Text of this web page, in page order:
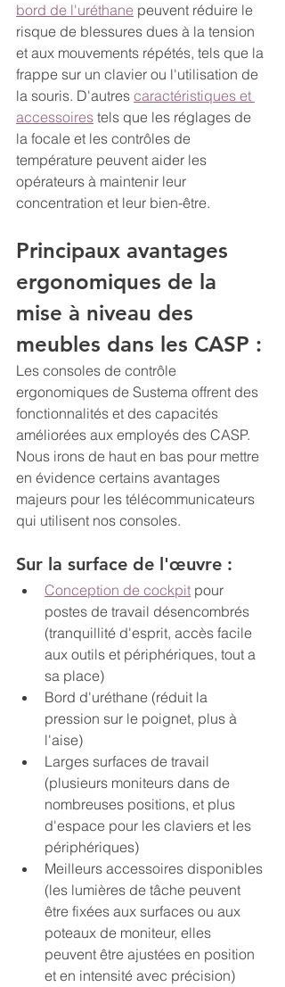
bord de l'uréthane peuvent réduire le
risque de blessures dues à la tension
et aux mouvements répétés, tels que la
frappe sur un clavier ou l'utilisation de
la souris. D'autres caractéristiques et
accessoires tels que les réglages de
la focale et les contrôles de
température peuvent aider les
opérateurs à maintenir leur
concentration et leur bien-être.
Principaux avantages
ergonomiques de la
mise à niveau des
meubles dans les CASP :
Les consoles de contrôle
ergonomiques de Sustema offrent des
fonctionnalités et des capacités
améliorées aux employés des CASP.
Nous irons de haut en bas pour mettre
en évidence certains avantages
majeurs pour les télécommunicateurs
qui utilisent nos consoles.
Sur la surface de l'œuvre :
Conception de cockpit pour
postes de travail désencombrés
(tranquillité d'esprit, accès facile
aux outils et périphériques, tout a
sa place)
Bord d'uréthane (réduit la
pression sur le poignet, plus à
l'aise)
Larges surfaces de travail
(plusieurs moniteurs dans de
nombreuses positions, et plus
d'espace pour les claviers et les
périphériques)
Meilleurs accessoires disponibles
(les lumières de tâche peuvent
être fixées aux surfaces ou aux
poteaux de moniteur, elles
peuvent être ajustées en position
et en intensité avec précision)